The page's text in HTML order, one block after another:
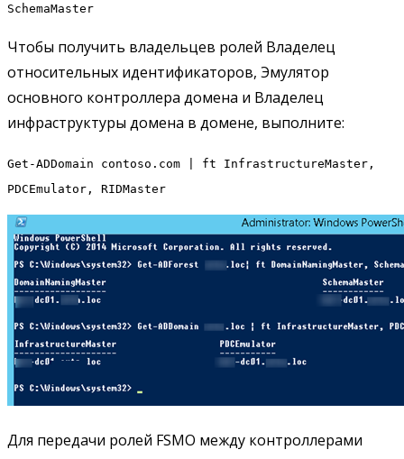
SchemaMaster
Чтобы получить владельцев ролей Владелец
относительных идентификаторов, Эмулятор
основного контроллера домена и Владелец
инфраструктуры домена в домене, выполните:
Get-ADDomain contoso.com | ft InfrastructureMaster,
PDCEmulator, RIDMaster
Для передачи ролей FSMO между контроллерами